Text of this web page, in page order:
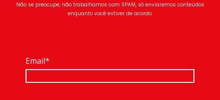
Não se preocupe, não trabalhamos com SPAM, só enviaremos conteúdos
enquanto você estiver de acordo.
Email*